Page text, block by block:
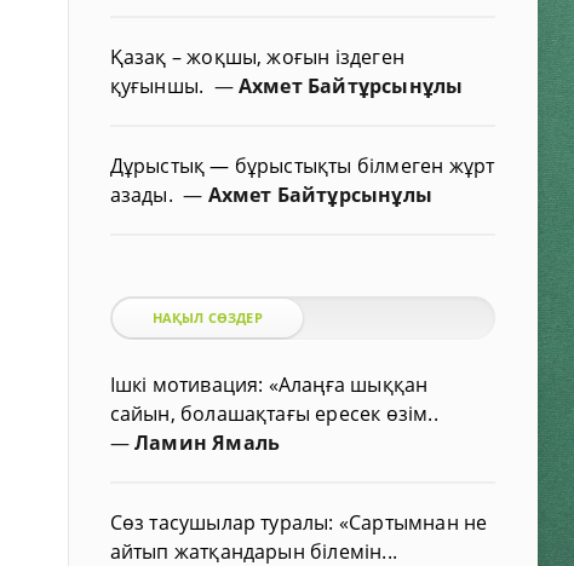
Қазақ – жоқшы, жоғын іздеген
қуғыншы. —Ахмет Байтұрсынұлы
Дұрыстық — бұрыстықты білмеген жұрт
азады.— Ахмет Байтұрсынұлы
НАҚЫЛ СӨЗДЕР
Ішкі мотивация: «Алаңға шыққан
сайын, болашақтағы ересек өзім..
—Ламин Ямаль
Сөз тасушылар туралы: «Сартымнан не
айтып жатқандарын білемін...